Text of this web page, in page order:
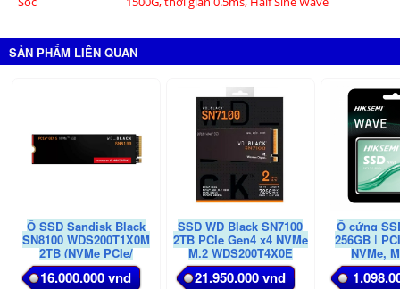
SẢN PHẨM LIÊN QUAN
Ổ SSD Sandisk Black
SN8100 WDS200T1X0M
2TB (NVMe PCIe/
Gen4x4 M2.2280/
14900MB/s/ 11000MB/s)
16.000.000 vnd
SSD WD Black SN7100
2TB PCIe Gen4 x4 NVMe
M.2 WDS200T4X0E
21.950.000 vnd
Ổ cứng
256GB |
NVMe,